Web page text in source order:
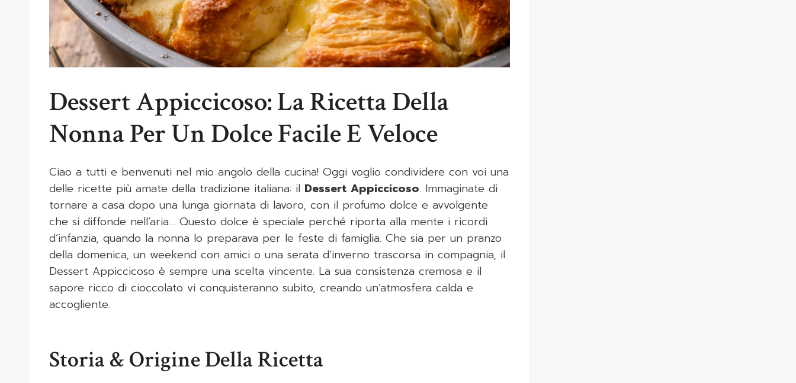
Dessert Appiccicoso: La Ricetta Della
Nonna Per Un Dolce Facile E Veloce
Ciao a tutti e benvenuti nel mio angolo della cucina! Oggi voglio condividere con voi una
delle ricette più amate della tradizione italiana: il Dessert Appiccicoso. Immaginate di
tornare a casa dopo una lunga giornata di lavoro, con il profumo dolce e avvolgente
che si diffonde nell’aria… Questo dolce è speciale perché riporta alla mente i ricordi
d’infanzia, quando la nonna lo preparava per le feste di famiglia. Che sia per un pranzo
della domenica, un weekend con amici o una serata d’inverno trascorsa in compagnia, il
Dessert Appiccicoso è sempre una scelta vincente. La sua consistenza cremosa e il
sapore ricco di cioccolato vi conquisteranno subito, creando un’atmosfera calda e
accogliente.
Storia & Origine Della Ricetta